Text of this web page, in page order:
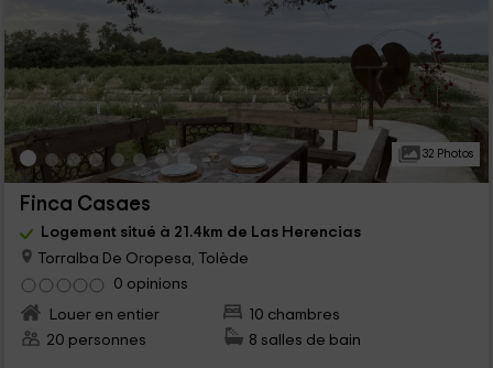
32 Photos
Finca Casaes
Logement situé à 21.4km de Las Herencias
Torralba De Oropesa, Tolède
0 opinions
Louer en entier
10 chambres
20 personnes
8 salles de bain